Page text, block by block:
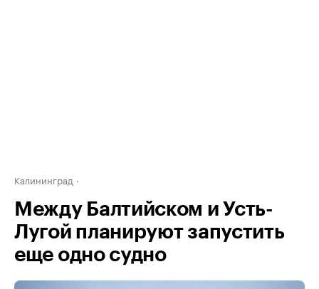
Калининград
Между Балтийском и Усть-
Лугой планируют запустить
еще одно судно